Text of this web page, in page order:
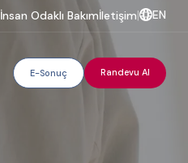
İnsan Odaklı Bakımİletişim| EN
E-Sonuç Randevu Al